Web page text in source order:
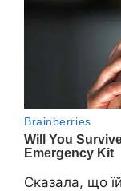
Сказала, що